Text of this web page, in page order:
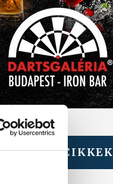
TOVÁBBI CIKKEK